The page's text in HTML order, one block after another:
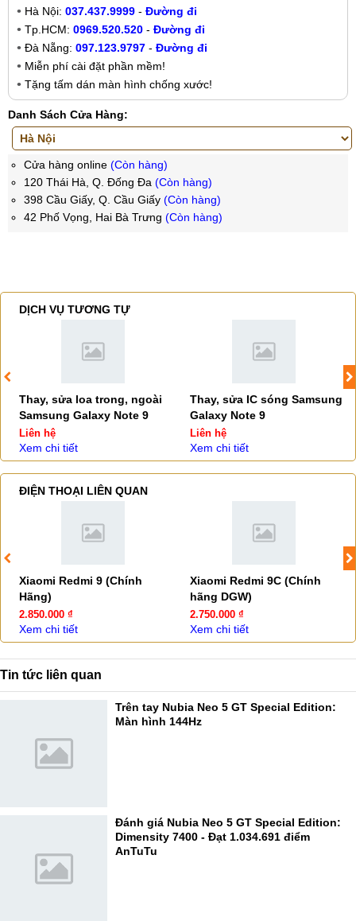
Hà Nội: 037.437.9999 - Đường đi
Tp.HCM: 0969.520.520 - Đường đi
Đà Nẵng: 097.123.9797 - Đường đi
Miễn phí cài đặt phần mềm!
Tặng tấm dán màn hình chống xước!
Danh Sách Cửa Hàng:
Cửa hàng online (Còn hàng)
120 Thái Hà, Q. Đống Đa (Còn hàng)
398 Cầu Giấy, Q. Cầu Giấy (Còn hàng)
42 Phố Vọng, Hai Bà Trưng (Còn hàng)
DỊCH VỤ TƯƠNG TỰ
Thay, sửa loa trong, ngoài
Samsung Galaxy Note 9
Liên hệ
Xem chi tiết
Thay, sửa IC sóng Samsung
Galaxy Note 9
Liên hệ
Xem chi tiết
ĐIỆN THOẠI LIÊN QUAN
Xiaomi Redmi 9 (Chính
Hãng)
2.850.000 ₫
Xem chi tiết
Xiaomi Redmi 9C (Chính
hãng DGW)
2.750.000 ₫
Xem chi tiết
Tin tức liên quan
Trên tay Nubia Neo 5 GT Special Edition:
Màn hình 144Hz
Đánh giá Nubia Neo 5 GT Special Edition:
Dimensity 7400 - Đạt 1.034.691 điểm
AnTuTu